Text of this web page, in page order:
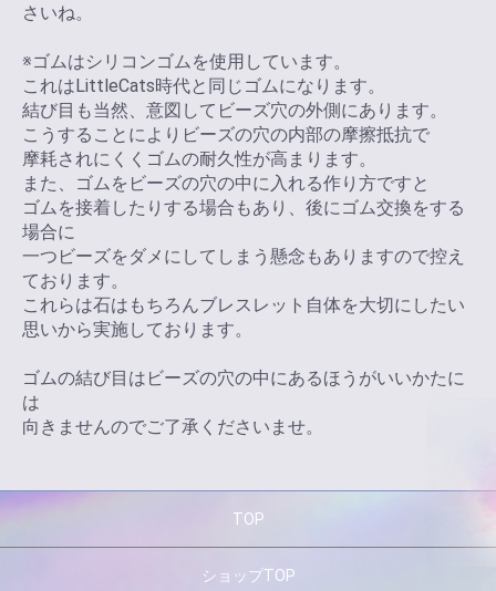
さいね。
※ゴムはシリコンゴムを使用しています。
これはLittleCats時代と同じゴムになります。
結び目も当然、意図してビーズ穴の外側にあります。
こうすることによりビーズの穴の内部の摩擦抵抗で
摩耗されにくくゴムの耐久性が高まります。
また、ゴムをビーズの穴の中に入れる作り方ですと
ゴムを接着したりする場合もあり、後にゴム交換をする
場合に
一つビーズをダメにしてしまう懸念もありますので控え
ております。
これらは石はもちろんブレスレット自体を大切にしたい
思いから実施しております。
ゴムの結び目はビーズの穴の中にあるほうがいいかたに
は
向きませんのでご了承くださいませ。
TOP
ショップTOP